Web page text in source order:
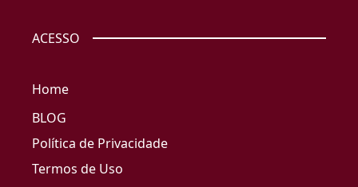
ACESSO
Home
BLOG
Política de Privacidade
Termos de Uso